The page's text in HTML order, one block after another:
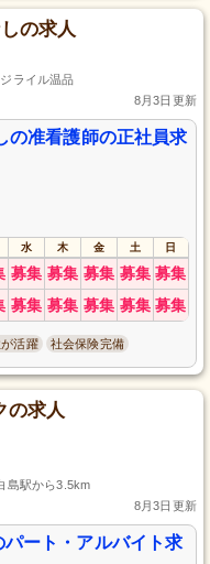
の求人
ライル温品
8月3日更新
の准看護師の正社員求
水 木 金 土 日
募集 募集 募集 募集 募集
募集 募集 募集 募集 募集
活躍 社会保険完備
の求人
島駅から3.5km
8月3日更新
ート・アルバイト求